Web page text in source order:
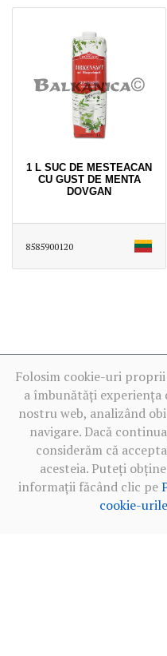
1 L SUC DE MESTEACAN
CU GUST DE MENTA
DOVGAN
8585900120
Folosim cookie-uri
a îmbunătăți experiența
nostru web, analizând
navigare. Dacă
considerăm că
acesteia. Puteți
informații făcând clic pe
cookie-urile